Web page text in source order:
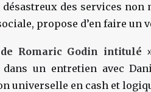
désastreux des services
propose d’en faire un
Romaric Godin intitulé
un entretien avec
universelle en cash et